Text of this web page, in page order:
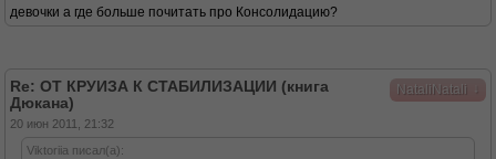
девочки а где больше почитать про Консолидацию?
NataliNatali
Re: ОТ КРУИЗА К СТАБИЛИЗАЦИИ (книга
Дюкана)
20 июн 2011, 21:32
Viktoriia писал(а):